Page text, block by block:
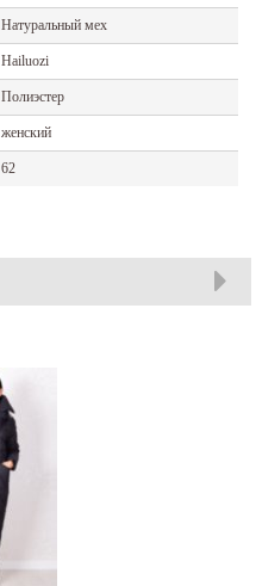
Натуральный мех
Hailuozi
Полиэстер
женский
62